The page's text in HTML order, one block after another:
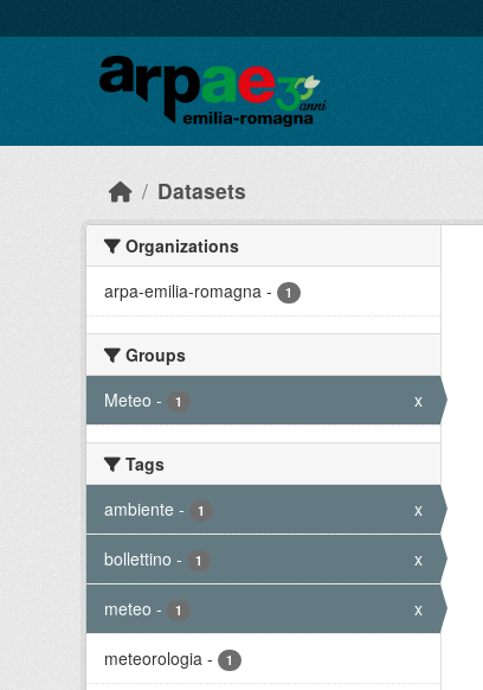
Datasets
Organizations
arpa-emilia-romagna - 1
Groups
Meteo - 1 x
Tags
ambiente - 1 x
bollettino - 1 x
meteo - 1 x
meteorologia - 1